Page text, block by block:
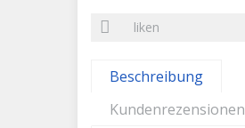
liken
Beschreibung
Kundenrezensionen